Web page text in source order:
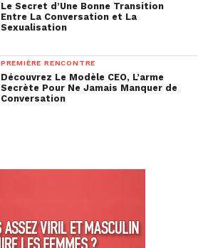
Le Secret d’Une Bonne Transition
Entre La Conversation et La
Sexualisation
PREMIÈRE RENCONTRE
Découvrez Le Modèle CEO, L’arme
Secrète Pour Ne Jamais Manquer de
Conversation